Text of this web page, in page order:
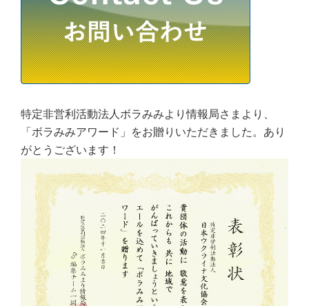
特定非営利活動法人ボラみみより情報局さまより、
「ボラみみアワード」をお贈りいただきました。あり
がとうございます！